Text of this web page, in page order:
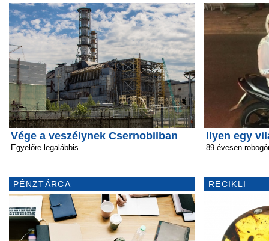
Vége a veszélynek Csernobilban
Egyelőre legalábbis
PÉNZTÁRCA
Ilyen egy
89 évesen
RECIKLI